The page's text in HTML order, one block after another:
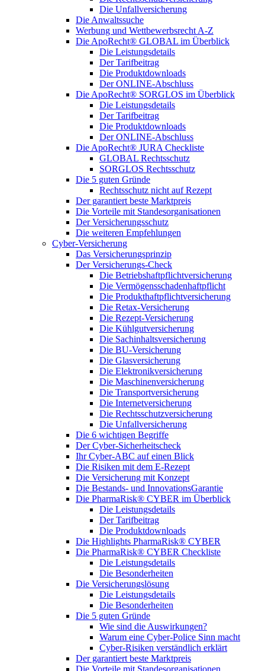
Die Unfallversicherung
Die Anwaltssuche
Werbung und Wettbewerbsrecht A-Z
Die ApoRecht® GLOBAL im Überblick
Die Leistungsdetails
Der Tarifbeitrag
Die Produktdownloads
Der ONLINE-Abschluss
Die ApoRecht® SORGLOS im Überblick
Die Leistungsdetails
Der Tarifbeitrag
Die Produktdownloads
Der ONLINE-Abschluss
Die ApoRecht® JURA Checkliste
GLOBAL Rechtsschutz
SORGLOS Rechtsschutz
Die 5 guten Gründe
Rechtsschutz nicht auf Rezept
Der garantiert beste Marktpreis
Die Vorteile mit Standesorganisationen
Der Versicherungsschutz
Die weiteren Empfehlungen
Cyber-Versicherung
Das Versicherungsprinzip
Der Versicherungs-Check
Die Betriebshaftpflichtversicherung
Die Vermögensschadenhaftpflicht
Die Produkthaftpflichtversicherung
Die Retax-Versicherung
Die Rezept-Versicherung
Die Kühlgutversicherung
Die Sachinhaltsversicherung
Die BU-Versicherung
Die Glasversicherung
Die Elektronikversicherung
Die Maschinenversicherung
Die Transportversicherung
Die Internetversicherung
Die Rechtsschutzversicherung
Die Unfallversicherung
Die 6 wichtigen Begriffe
Der Cyber-Sicher­heits­check
Ihr Cyber-ABC auf einen Blick
Die Risiken mit dem E-Rezept
Die Versicherung mit Konzept
Die Bestands- und InnovationsGarantie
Die PharmaRisk® CYBER im Überblick
Die Leistungsdetails
Der Tarifbeitrag
Die Produktdownloads
Die Highlights PharmaRisk® CYBER
Die PharmaRisk® CYBER Checkliste
Die Leistungsdetails
Die Besonderheiten
Die Versicherungslösung
Die Leistungsdetails
Die Besonderheiten
Die 5 guten Gründe
Wie sind die Auswirkungen?
Warum eine Cyber-Police Sinn macht
Cyber-Risiken verständlich erklärt
Der garantiert beste Marktpreis
Die Vorteile mit Standesorganisationen